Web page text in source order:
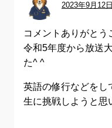
2023年9月12
コメントありがとう
令和5年度から放送
た^ ^
英語の修行などをし
生に挑戦しようと思